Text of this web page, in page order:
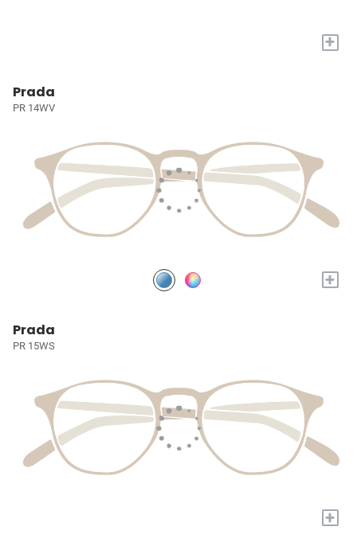
+
Prada
PR 14WV
+
Prada
PR 15WS
+